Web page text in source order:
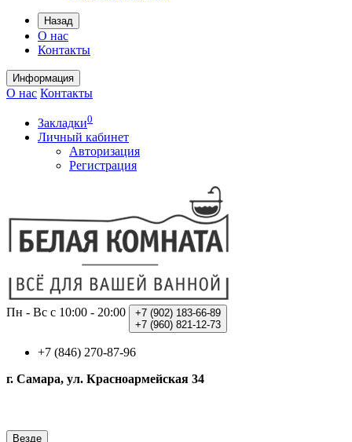
Назад
О нас
Контакты
Информация
О нас Контакты
Закладки0
Личный кабинет
Авторизация
Регистрация
Пн - Вс с 10:00 - 20:00 +7 (902) 183-66-89
+7 (960) 821-12-73
+7 (846) 270-87-96
г. Самара, ул. Красноармейская 34
Везде